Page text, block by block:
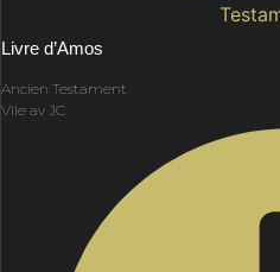
Livre d’Amos
Ancien Testament
VIIe av JC